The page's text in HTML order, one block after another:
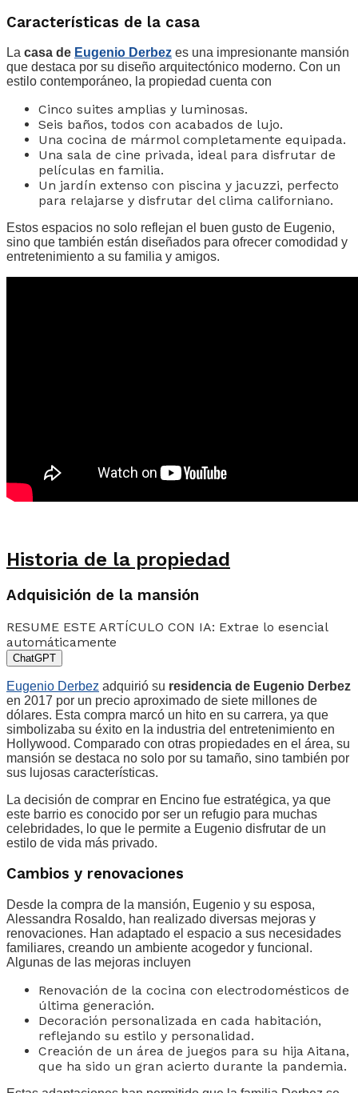
Características de la casa
La casa de Eugenio Derbez es una impresionante mansión
que destaca por su diseño arquitectónico moderno. Con un
estilo contemporáneo, la propiedad cuenta con
Cinco suites amplias y luminosas.
Seis baños, todos con acabados de lujo.
Una cocina de mármol completamente equipada.
Una sala de cine privada, ideal para disfrutar de
películas en familia.
Un jardín extenso con piscina y jacuzzi, perfecto
para relajarse y disfrutar del clima californiano.
Estos espacios no solo reflejan el buen gusto de Eugenio,
sino que también están diseñados para ofrecer comodidad y
entretenimiento a su familia y amigos.
Historia de la propiedad
Adquisición de la mansión
RESUME ESTE ARTÍCULO CON IA: Extrae lo esencial
automáticamente
ChatGPT
Eugenio Derbez adquirió su residencia de Eugenio Derbez
en 2017 por un precio aproximado de siete millones de
dólares. Esta compra marcó un hito en su carrera, ya que
simbolizaba su éxito en la industria del entretenimiento en
Hollywood. Comparado con otras propiedades en el área, su
mansión se destaca no solo por su tamaño, sino también por
sus lujosas características.
La decisión de comprar en Encino fue estratégica, ya que
este barrio es conocido por ser un refugio para muchas
celebridades, lo que le permite a Eugenio disfrutar de un
estilo de vida más privado.
Cambios y renovaciones
Desde la compra de la mansión, Eugenio y su esposa,
Alessandra Rosaldo, han realizado diversas mejoras y
renovaciones. Han adaptado el espacio a sus necesidades
familiares, creando un ambiente acogedor y funcional.
Algunas de las mejoras incluyen
Renovación de la cocina con electrodomésticos de
última generación.
Decoración personalizada en cada habitación,
reflejando su estilo y personalidad.
Creación de un área de juegos para su hija Aitana,
que ha sido un gran acierto durante la pandemia.